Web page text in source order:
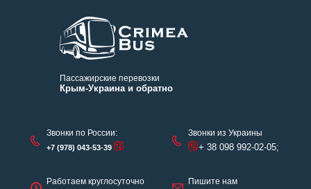
Пассажирские перевозки
Крым-Украина и обратно
Звонки по России:
+7 (978) 043-53-39
Работаем круглосуточно
Звонки из Украины
+ 38 098 992-02-05;
Пишите нам